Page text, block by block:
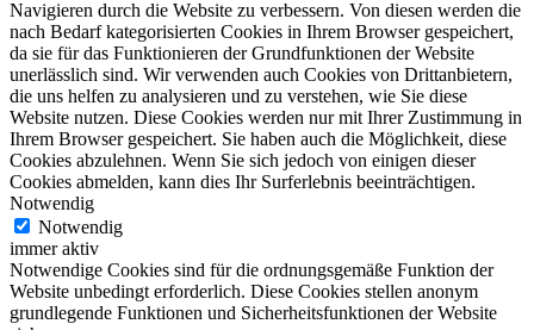
Navigieren durch die Website zu verbessern. Von diesen werden die
nach Bedarf kategorisierten Cookies in Ihrem Browser gespeichert,
da sie für das Funktionieren der Grundfunktionen der Website
unerlässlich sind. Wir verwenden auch Cookies von Drittanbietern,
die uns helfen zu analysieren und zu verstehen, wie Sie diese
Website nutzen. Diese Cookies werden nur mit Ihrer Zustimmung in
Ihrem Browser gespeichert. Sie haben auch die Möglichkeit, diese
Cookies abzulehnen. Wenn Sie sich jedoch von einigen dieser
Cookies abmelden, kann dies Ihr Surferlebnis beeinträchtigen.
Notwendig
Notwendig
immer aktiv
Notwendige Cookies sind für die ordnungsgemäße Funktion der
Website unbedingt erforderlich. Diese Cookies stellen anonym
grundlegende Funktionen und Sicherheitsfunktionen der Website